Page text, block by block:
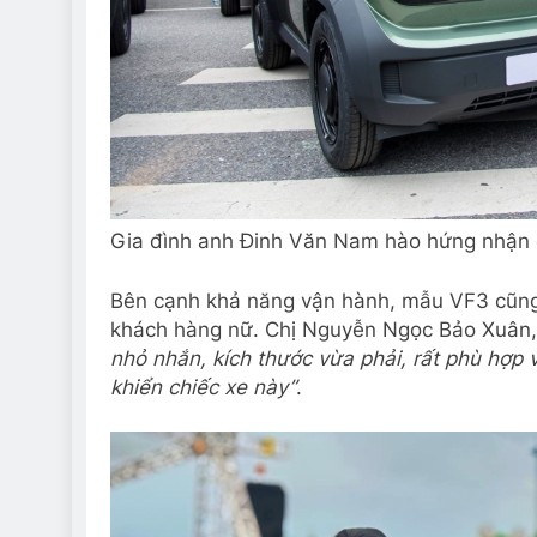
Gia đình anh Đinh Văn Nam hào hứng
Bên cạnh khả năng vận hành, mẫu VF3
khách hàng nữ. Chị Nguyễn Ngọc Bảo
nhỏ nhắn, kích thước vừa phải, rất phù hợp
khiển chiếc xe này”.